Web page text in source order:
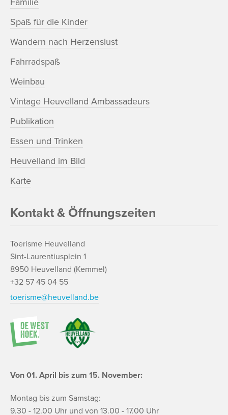
Spaß für die Kinder
Wandern nach Herzenslust
Fahrradspaß
Weinbau
Vintage Heuvelland Ambassadeurs
Publikation
Essen und Trinken
Heuvelland im Bild
Karte
Kontakt & Öffnungszeiten
Toerisme Heuvelland
Sint-Laurentiusplein 1
8950 Heuvelland (Kemmel)
+32 57 45 04 55
toerisme@heuvelland.be
Von 01. April bis zum 15. November:
Montag bis zum Samstag:
9.30 - 12.00 Uhr und von 13.00 - 17.00 Uhr